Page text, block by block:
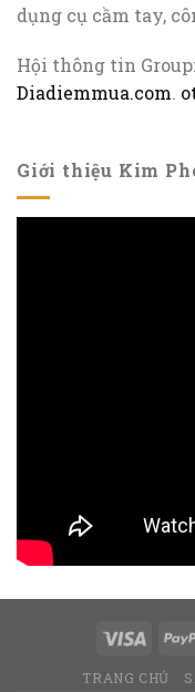
dụng cụ cầm tay,
Hội thông tin Group:
Diadiemmua.com.
Giới thiệu Kim
TRANG CHỦ